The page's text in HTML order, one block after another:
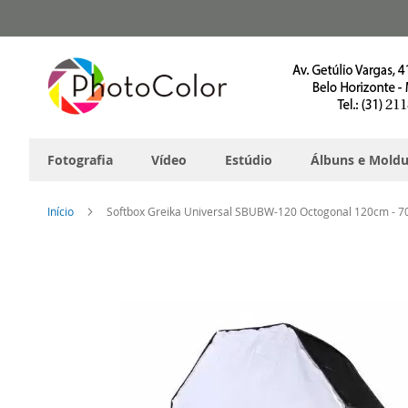
para
conteúdo
Fotografia Vídeo Estúdio Álbuns e
Início Softbox Greika Universal SBUBW-120 Octogonal 120cm -